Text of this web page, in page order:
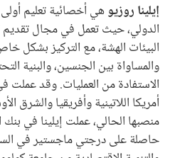
إيلينا روزيوهي أخصائية تعليم
الدولي، حيث تعمل في مجال تقديم
البيئات الهشة، مع التركيز بشكل
والمساواة بين الجنسين، والبنية
الاستفادة من العمليات. وقد
أمريكا اللاتينية وأفريقيا والشرق
منصبها الحالي، عملت إيلينا في بنك
حاصلة على درجتي ماجستير في